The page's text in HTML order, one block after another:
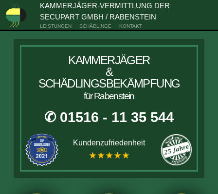
KAMMERJÄGER-VERMITTLUNG DER
SECUPART GMBH / RABENSTEIN
LEISTUNGEN SCHÄDLINGE KONTAKT
KAMMERJÄGER
&
SCHÄDLINGSBEKÄMPFUNG
für Rabenstein
✆ 01516 - 11 35 544
Kundenzufriedenheit
★★★★★